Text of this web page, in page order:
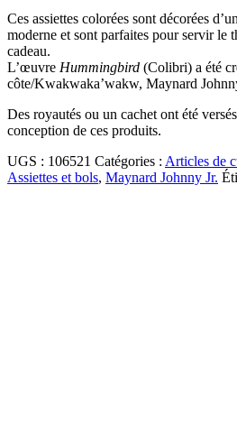
Ces assiettes colorées sont décorées
moderne et sont parfaites pour servir le
cadeau.
L’œuvre Hummingbird (Colibri) a été
côte/Kwakwaka’wakw, Maynard
Des royautés ou un cachet ont été
conception de ces produits.
UGS : 106521 Catégories : Articles de
Assiettes et bols, Maynard Johnny Jr.